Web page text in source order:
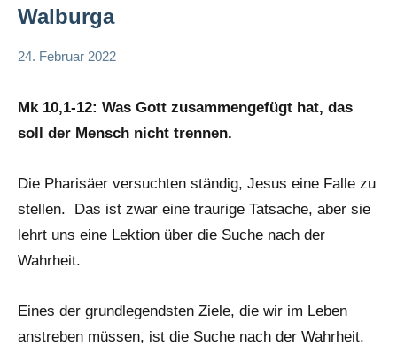
Walburga
24. Februar 2022
Mk 10,1-12: Was Gott zusammengefügt hat, das
soll der Mensch nicht trennen.
Die Pharisäer versuchten ständig, Jesus eine Falle zu
stellen. Das ist zwar eine traurige Tatsache, aber sie
lehrt uns eine Lektion über die Suche nach der
Wahrheit.
Eines der grundlegendsten Ziele, die wir im Leben
anstreben müssen, ist die Suche nach der Wahrheit.